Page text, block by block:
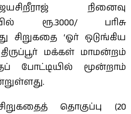
நினைவு
ரூ.3000/ பரிசு
சிறுகதை ‘ஓர் ஒடுங்கிய
மக்கள் மாமன்றம்
போட்டியில் மூன்றாம்
தொகுப்பு (20